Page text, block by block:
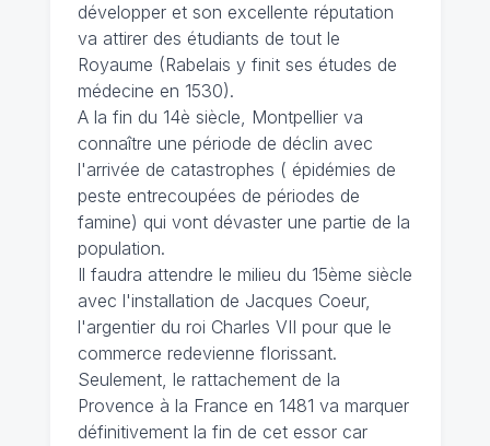
développer et son excellente réputation
va attirer des étudiants de tout le
Royaume (Rabelais y finit ses études de
médecine en 1530).
A la fin du 14è siècle, Montpellier va
connaître une période de déclin avec
l'arrivée de catastrophes ( épidémies de
peste entrecoupées de périodes de
famine) qui vont dévaster une partie de la
population.
Il faudra attendre le milieu du 15ème siècle
avec l'installation de Jacques Coeur,
l'argentier du roi Charles VII pour que le
commerce redevienne florissant.
Seulement, le rattachement de la
Provence à la France en 1481 va marquer
définitivement la fin de cet essor car